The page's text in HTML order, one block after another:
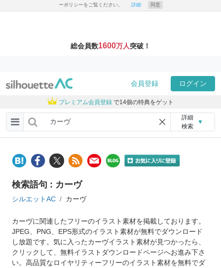
ーポリシーをご覧ください。 詳細 同意
総会員数1600万人突破！
会員登録 ログイン
プレミアム会員登録 で14個の特典をゲット
詳細
検索
▼
検索語句 : カーヴ
シルエットAC カーヴ
カーヴに関連したフリーのイラスト素材を掲載しております。
JPEG、PNG、EPS形式のイラスト素材が無料でダウンロード
し放題です。気に入ったカーヴイラスト素材が見つかったら、
クリックして、無料イラストダウンロードページへお進み下さ
い。高品質なロイヤリティーフリーのイラスト素材を無料でダ